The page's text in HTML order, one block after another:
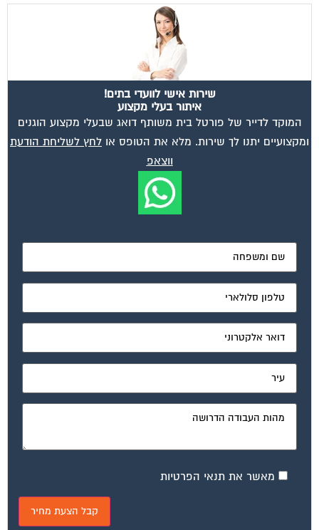
שירות אישי לוועדי בתים!
איתור בעלי מקצוע
המוקד לדייר של פורטל בית משותף דואג שבעלי מקצוע הוגנים
ומקצועיים יתנו לך שירות. מלא את הטופס או לחץ לשליחת הודעת
ווצאפ
מאשר את תנאי הפרטיות